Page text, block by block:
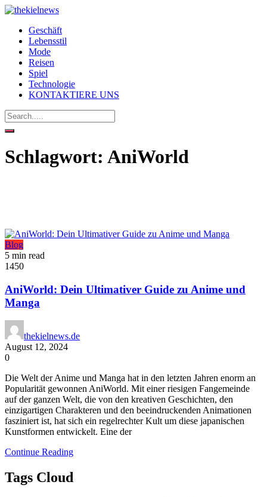
Geschäft
Lebensstil
Mode
Reisen
Spiel
Technologie
KONTAKTIERE UNS
Schlagwort: AniWorld
Blog
5 min read
1450
AniWorld: Dein Ultimativer Guide zu Anime und
Manga
thekielnews.de
August 12, 2024
0
Die Welt der Anime und Manga hat in den letzten Jahren enorm an
Popularität gewonnen AniWorld. Mit einer riesigen Fangemeinde
auf der ganzen Welt, die von den kreativen Geschichten, den
einzigartigen Charakteren und den beeindruckenden Animationen
fasziniert ist, hat sich ein regelrechter Kult um diese japanischen
Kunstformen entwickelt. Eine der
Continue Reading
Tags Cloud